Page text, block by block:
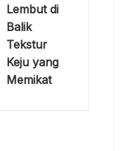
Lembut di
Balik
Tekstur
Keju yang
Memikat